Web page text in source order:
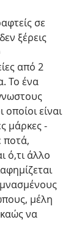
σε
ξέρεις
από 2
Το ένα
είναι
μάρκες -
ποτά,
ό,τι άλλο
μέλη
να